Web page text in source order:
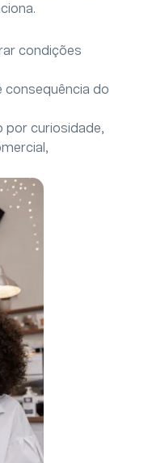
condições
consequência do
por curiosidade,